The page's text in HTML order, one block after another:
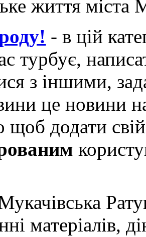
життя міста
- в цій
турбує,
з іншими,
це новини
щоб додати
матеріалів,